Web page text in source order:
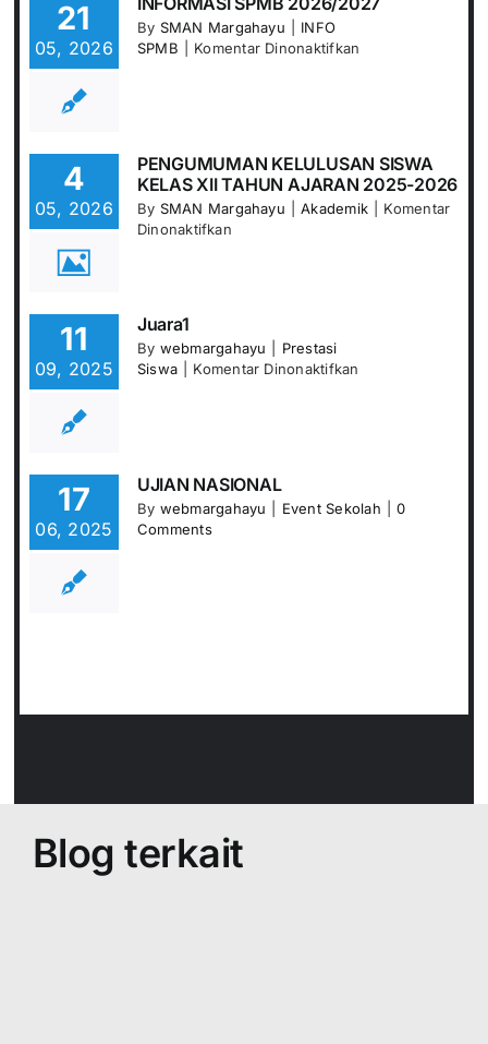
21
05, 2026
By SMAN Margahayu
INFO
SPMB
Komentar Dinonaktifkan
4
05, 2026
PENGUMUMAN KELULUSAN SISWA
KELAS XII TAHUN AJARAN 2025-2026
By SMAN Margahayu Akademik
Komentar
Dinonaktifkanpada
TAHUN
AJARAN
11
09, 2025
Juara1
By webmargahayu
Prestasi
Siswa
Komentar Dinonaktifkan
17
06, 2025
UJIAN NASIONAL
By webmargahayu Event Sekolah
0
Comments
Blog terkait